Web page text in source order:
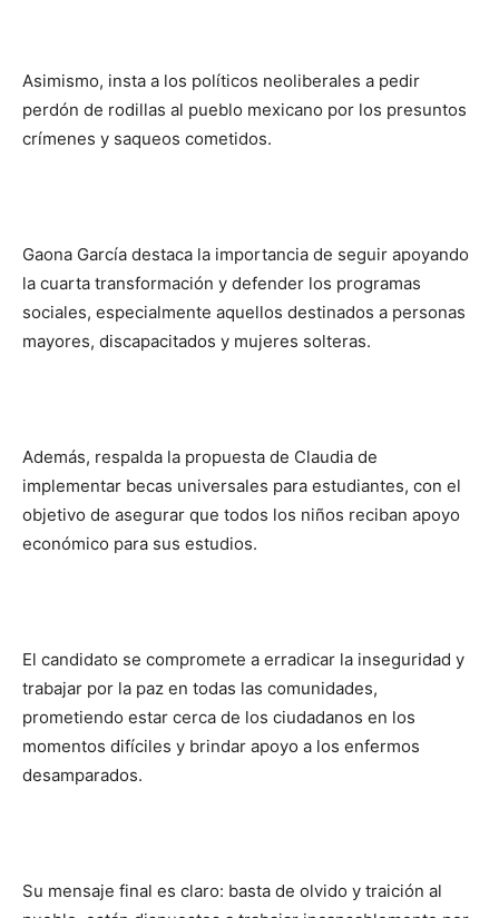
Asimismo, insta a los políticos neoliberales a pedir
perdón de rodillas al pueblo mexicano por los presuntos
crímenes y saqueos cometidos.
Gaona García destaca la importancia de seguir apoyando
la cuarta transformación y defender los programas
sociales, especialmente aquellos destinados a personas
mayores, discapacitados y mujeres solteras.
Además, respalda la propuesta de Claudia de
implementar becas universales para estudiantes, con el
objetivo de asegurar que todos los niños reciban apoyo
económico para sus estudios.
El candidato se compromete a erradicar la inseguridad y
trabajar por la paz en todas las comunidades,
prometiendo estar cerca de los ciudadanos en los
momentos difíciles y brindar apoyo a los enfermos
desamparados.
Su mensaje final es claro: basta de olvido y traición al